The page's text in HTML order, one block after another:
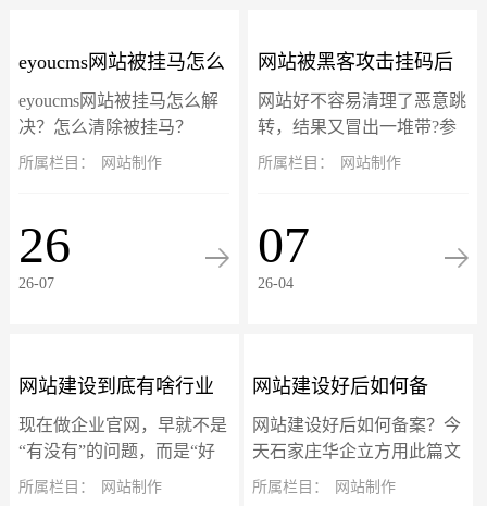
eyoucms网站被挂马怎么
解决？怎么清除被挂
马？
eyoucms网站被挂马怎么解
决？怎么清除被挂马？
eyoucms网站被挂马后一直
马！此篇文章以eyoucms开
源系...
所属栏目： 网站制作
26
26-07
网站被黑客攻击挂码后
冒出了一堆带"?参数"的
虚假页面怎么解决？
网站好不容易清理了恶意跳
转，结果又冒出一堆带?参
数的虚假页面，确实让人头
擎（如百度）在你网站被攻
击期间抓取并...
所属栏目： 网站制作
07
26-04
网站建设到底有啥行业
标准？别再被低价建站
坑惨了！
现在做企业官网，早就不是
“有没有”的问题，而是“好
不好用、能不能赚钱、够不
所属栏目： 网站制作
网站建设好后如何备
案？个人与企业网站备
案流程详解
网站建设好后如何备案？今
天石家庄华企立方用此篇文
章详细介绍备案流程，适用
所属栏目： 网站制作